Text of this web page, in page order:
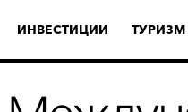
ИНВЕСТИЦИИ